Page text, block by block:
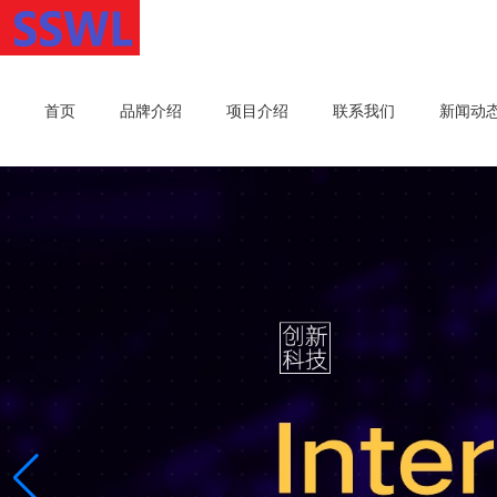
首页 品牌介绍 项目介绍 联系我们 新闻动